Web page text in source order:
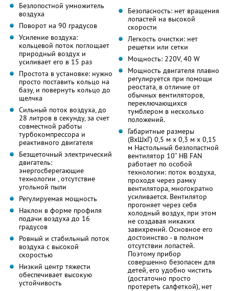
Безлопостной умножитель
воздуха
Поворот на 90 градусов
Усиление воздуха:
кольцевой поток поглощает
природный воздух и
усиливает его в 15 раз
Простота в установке: нужно
просто поставить кольцо на
базу, и повернуть кольцо до
щелчка
Сильный поток воздуха, до
28 литров в секунду, за счет
совместной работы
турбокомпрессора и
реактивного двигателя
Безщеточный электрический
двигатель:
энергосберегающие
технологии , отсутствие
угольной пыли
Регулируемая мощность
Наклон в форме профиля
подачи воздуха до 16
градусов
Ровный и стабильный поток
воздуха с высокой
скоростью
Низкий центр тяжести
обеспечивает высокую
устойчивость
Безопасность: нет вращения
лопастей на высокой
скорости
Легкость очистки: нет
решетки или сетки
Мощность: 220V, 40 W
Мощность двигателя плавно
регулируется при помощи
реостата, в отличие от
обычных вентиляторов,
переключающихся
тумблером в несколько
положений.
Габаритные размеры
(BхШхГ) 0,5 м x 0,3 м x 0,15
м Настольный безлопастной
вентилятор 10” HB FAN
работает по особой
технологии: поток воздуха,
проходя через рамку
вентилятора, многократно
усиливается. Вентилятор
прогоняет через себя
холодный воздух, при этом
не создавая никаких
завихрений. Основное его
достоинство - в полном
отсутствии лопастей.
Поэтому прибор
совершенно безопасен для
детей, его удобно чистить
(достаточно просто
протереть салфеткой), нет